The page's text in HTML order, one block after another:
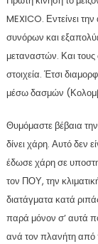
MEXICO. Εντείνει
συνόρων και
μεταναστών. Και τους
στοιχεία. Έτσι
μέσω δασμών
Θυμόμαστε βέβαια
δίνει χάρη. Αυτό δεν
έδωσε χάρη σε
τον ΠΟΥ, την
διατάγματα κατά
παρά μόνον σ’ αυτά
ανά τον πλανήτη